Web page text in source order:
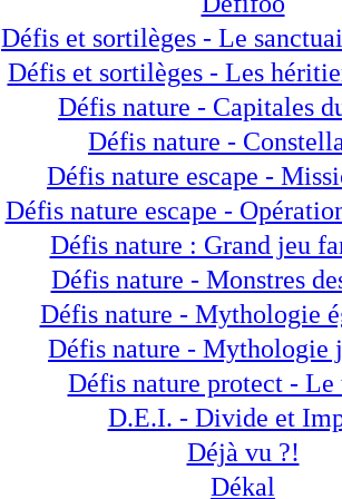
Défis et sortilèges - Le
Défis et sortilèges - Les
Défis nature - Capitales
Défis nature -
Défis nature escape -
Défis nature escape -
Défis nature : Grand jeu
Défis nature - Monstres
Défis nature - Mythologie
Défis nature - Mythologie
Défis nature protect - Le
D.E.I. - Divide et
Déjà vu ?!
Dékal